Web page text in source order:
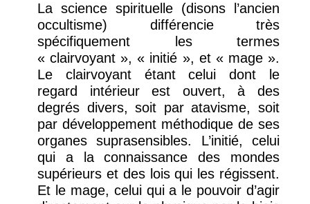
La science spirituelle (disons l’ancien
occultisme) différencie très
spécifiquement les termes
« clairvoyant », « initié », et « mage ».
Le clairvoyant étant celui dont le
regard intérieur est ouvert, à des
degrés divers, soit par atavisme, soit
par développement méthodique de ses
organes suprasensibles. L’initié, celui
qui a la connaissance des mondes
supérieurs et des lois qui les régissent.
Et le mage, celui qui a le pouvoir d’agir